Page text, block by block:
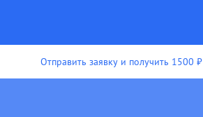
Отправить заявку и получить 1500 ₽